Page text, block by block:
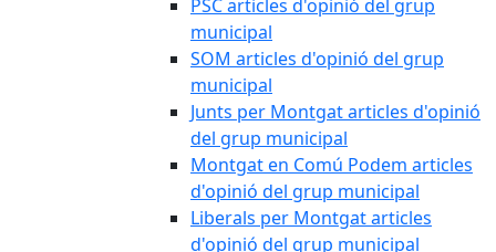
PSC articles d'opinió del grup
municipal
SOM articles d'opinió del grup
municipal
Junts per Montgat articles d'opinió
del grup municipal
Montgat en Comú Podem articles
d'opinió del grup municipal
Liberals per Montgat articles
d'opinió del grup municipal